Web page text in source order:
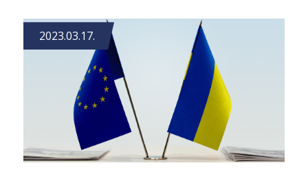
2023.03.17.